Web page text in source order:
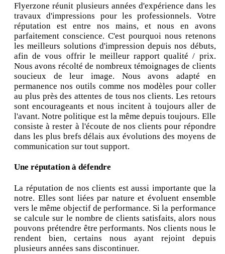
Flyerzone réunit plusieurs années d'expérience dans les
travaux d'impressions pour les professionnels. Votre
réputation est entre nos mains, et nous en avons
parfaitement conscience. C'est pourquoi nous retenons
les meilleurs solutions d'impression depuis nos débuts,
afin de vous offrir le meilleur rapport qualité / prix.
Nous avons récolté de nombreux témoignages de clients
soucieux de leur image. Nous avons adapté en
permanence nos outils comme nos modèles pour coller
au plus près des attentes de tous nos clients. Les retours
sont encourageants et nous incitent à toujours aller de
l'avant. Notre politique est la même depuis toujours. Elle
consiste à rester à l'écoute de nos clients pour répondre
dans les plus brefs délais aux évolutions des moyens de
communication sur tout support.
Une réputation à défendre
La réputation de nos clients est aussi importante que la
notre. Elles sont liées par nature et évoluent ensemble
vers le même objectif de performance. Si la performance
se calcule sur le nombre de clients satisfaits, alors nous
pouvons prétendre être performants. Nos clients nous le
rendent bien, certains nous ayant rejoint depuis
plusieurs années sans discontinuer.